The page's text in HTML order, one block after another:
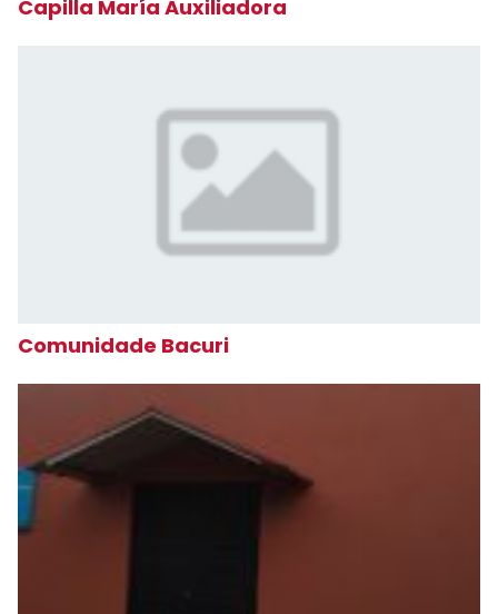
Capilla María Auxiliadora
Comunidade Bacuri